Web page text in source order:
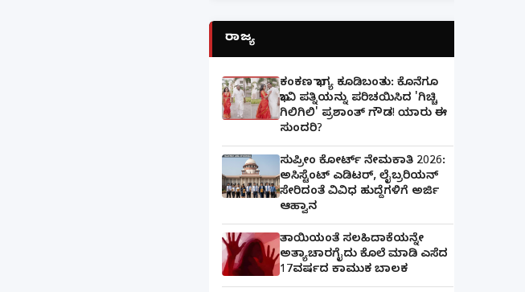
ರಾಜ್ಯ
ಕಂಕಣ ಭಾಗ್ಯ ಕೂಡಿಬಂತು: ಕೊನೆಗೂ
ಭಾವಿ ಪತ್ನಿಯನ್ನು ಪರಿಚಯಿಸಿದ 'ಗಿಚ್ಚಿ
ಗಿಲಿಗಿಲಿ' ಪ್ರಶಾಂತ್ ಗೌಡ! ಯಾರು ಈ
ಸುಂದರಿ?
ಸುಪ್ರೀಂ ಕೋರ್ಟ್ ನೇಮಕಾತಿ 2026:
ಅಸಿಸ್ಟೆಂಟ್ ಎಡಿಟರ್, ಲೈಬ್ರರಿಯನ್
ಸೇರಿದಂತೆ ವಿವಿಧ ಹುದ್ದೆಗಳಿಗೆ ಅರ್ಜಿ
ಆಹ್ವಾನ
ತಾಯಿಯಂತೆ ಸಲಹಿದಾಕೆಯನ್ನೇ
ಅತ್ಯಾಚಾರಗೈದು ಕೊಲೆ ಮಾಡಿ ಎಸೆದ
17ವರ್ಷದ ಕಾಮುಕ ಬಾಲಕ